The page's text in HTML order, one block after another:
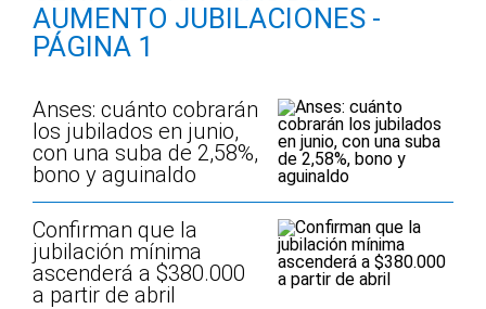
AUMENTO JUBILACIONES -
PÁGINA 1
Anses: cuánto cobrarán
los jubilados en junio,
con una suba de 2,58%,
bono y aguinaldo
Confirman que la
jubilación mínima
ascenderá a $380.000
a partir de abril